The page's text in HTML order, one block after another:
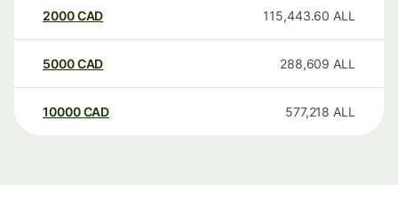
2000CAD 115,443.60 ALL
5000CAD 288,609 ALL
10000 CAD 577,218 ALL